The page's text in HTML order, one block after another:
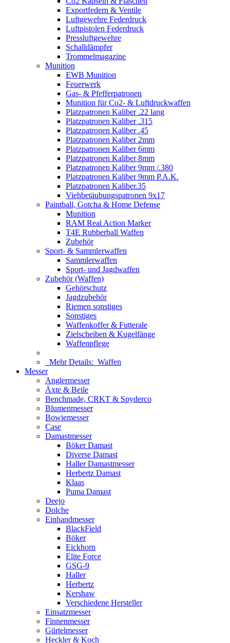
Exportfedern & Ventile
Luftgewehre Federdruck
Luftpistolen Federdruck
Pressluftgewehre
Schalldämpfer
Trommelmagazine
Munition
EWB Munition
Feuerwerk
Gas- & Pfefferpatronen
Munition für Co2- & Luftdruckwaffen
Platzpatronen Kaliber .22 lang
Platzpatronen Kaliber .315
Platzpatronen Kaliber .45
Platzpatronen Kaliber 2mm
Platzpatronen Kaliber 6mm
Platzpatronen Kaliber 8mm
Platzpatronen Kaliber 9mm /.380
Platzpatronen Kaliber 9mm P.A.K.
Platzpatronen Kaliber.35
Viehbetäubungspatronen 9x17
Paintball, Gotcha & Home Defense
Munition
RAM Real Action Marker
T4E Rubberball Waffen
Zubehör
Sport- & Sammlerwaffen
Sammlerwaffen
Sport- und Jagdwaffen
Zubehör (Waffen)
Gehörschutz
Jagdzubehör
Riemen sonstiges
Sonstiges
Waffenkoffer & Futterale
Zielscheiben & Kugelfänge
Waffenpflege
Mehr Details: Waffen
Messer
Anglermesser
Äxte & Beile
Benchmade, CRKT & Spyderco
Blumenmesser
Bowiemesser
Case
Damastmesser
Böker Damast
Diverse Damast
Haller Damastmesser
Herbertz Damast
Klaas
Puma Damast
Deejo
Dolche
Einhandmesser
BlackField
Böker
Eickhorn
Elite Force
GSG-9
Haller
Herbertz
Kershaw
Verschiedene Hersteller
Einsatzmesser
Finnenmesser
Gürtelmesser
Heckler & Koch